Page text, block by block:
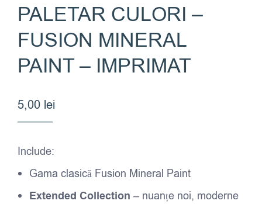
PALETAR CULORI –
FUSION MINERAL
PAINT – IMPRIMAT
5,00 lei
Include:
Gama clasică Fusion Mineral Paint
Extended Collection – nuanțe noi, moderne